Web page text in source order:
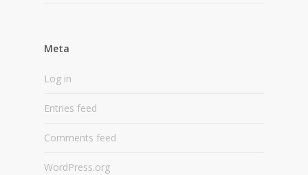
Meta
Log in
Entries feed
Comments feed
WordPress.org